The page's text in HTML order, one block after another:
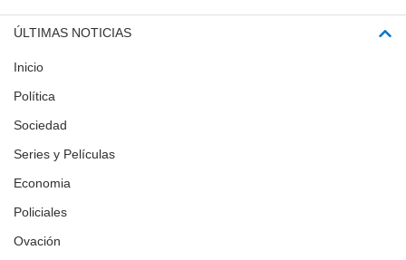
ÚLTIMAS NOTICIAS
Inicio
Política
Sociedad
Series y Películas
Economia
Policiales
Ovación